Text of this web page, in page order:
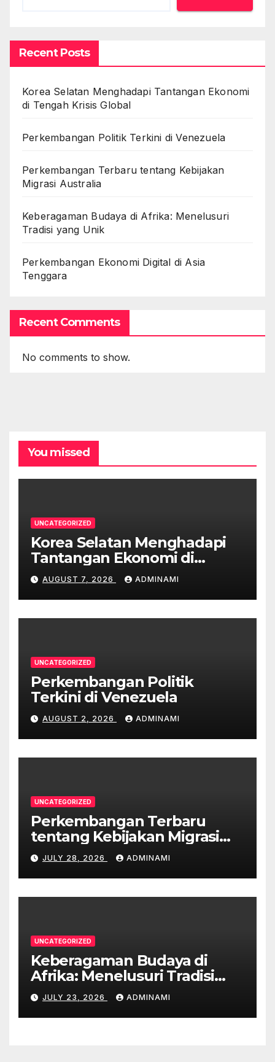
Recent Posts
Korea Selatan Menghadapi Tantangan Ekonomi
di Tengah Krisis Global
Perkembangan Politik Terkini di Venezuela
Perkembangan Terbaru tentang Kebijakan
Migrasi Australia
Keberagaman Budaya di Afrika: Menelusuri
Tradisi yang Unik
Perkembangan Ekonomi Digital di Asia
Tenggara
Recent Comments
No comments to show.
You missed
UNCATEGORIZED
Korea Selatan Menghadapi
Tantangan Ekonomi di
Tengah Krisis Global
AUGUST 7, 2026 ADMINAMI
UNCATEGORIZED
Perkembangan Politik
Terkini di Venezuela
AUGUST 2, 2026 ADMINAMI
UNCATEGORIZED
Perkembangan Terbaru
tentang Kebijakan Migrasi
Australia
JULY 28, 2026 ADMINAMI
UNCATEGORIZED
Keberagaman Budaya di
Afrika: Menelusuri Tradisi
yang Unik
JULY 23, 2026 ADMINAMI